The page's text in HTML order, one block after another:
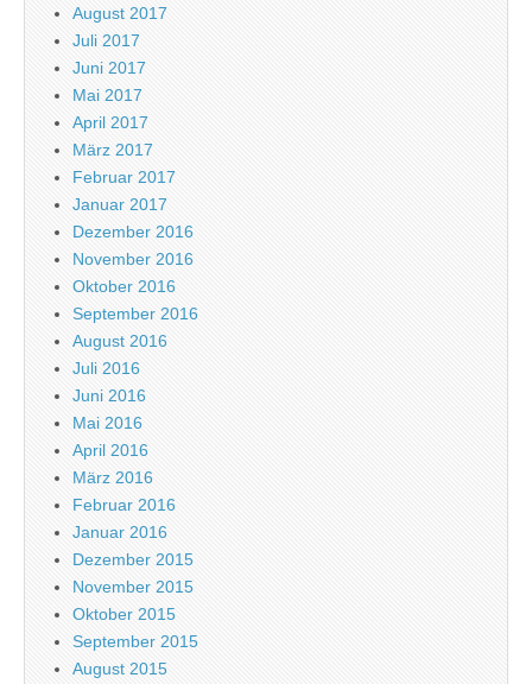
August 2017
Juli 2017
Juni 2017
Mai 2017
April 2017
März 2017
Februar 2017
Januar 2017
Dezember 2016
November 2016
Oktober 2016
September 2016
August 2016
Juli 2016
Juni 2016
Mai 2016
April 2016
März 2016
Februar 2016
Januar 2016
Dezember 2015
November 2015
Oktober 2015
September 2015
August 2015